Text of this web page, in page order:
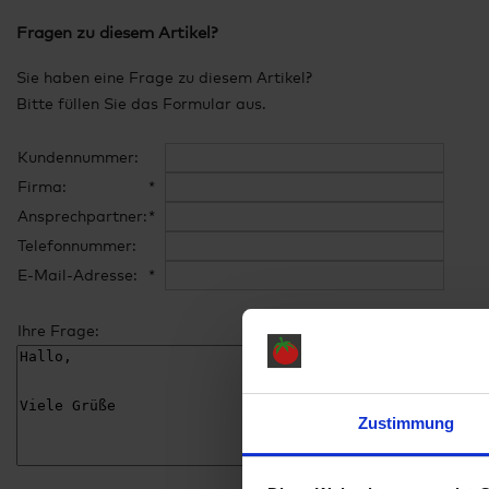
Zustimmung
Fragen zu diesem Artikel?
Sie haben eine Frage zu diesem Artikel?
Bitte füllen Sie das Formular aus.
Kundennummer:
Firma:
*
Ansprechpartner:*
Telefonnummer:
E-Mail-Adresse:
*
Ihre Frage: